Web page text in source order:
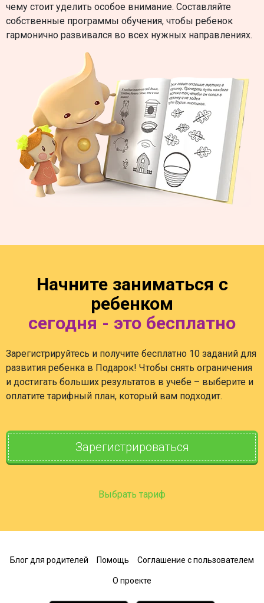
чему стоит уделить особое внимание. Составляйте
собственные программы обучения, чтобы ребенок
гармонично развивался во всех нужных направлениях.
Начните заниматься с
ребенком
сегодня - это бесплатно
Зарегистрируйтесь и получите бесплатно 10 заданий для
развития ребенка в Подарок! Чтобы снять ограничения
и достигать больших результатов в учебе – выберите и
оплатите тарифный план, который вам подходит.
Зарегистрироваться
Выбрать тариф
Блог для родителей Помощь Соглашение с пользователем
О проекте